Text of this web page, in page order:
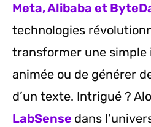
Meta, Alibaba et
technologies
transformer une simple
animée ou de générer
d’un texte. Intrigué ?
LabSense dans